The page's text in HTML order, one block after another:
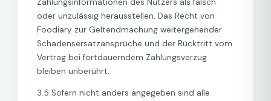
oder unzulässig herausstellen. Das Recht von
Foodiary zur Geltendmachung weitergehender
Schadensersatzansprüche und der Rücktritt vom
Vertrag bei fortdauerndem Zahlungsverzug
bleiben unberührt.
3.5 Sofern nicht anders angegeben sind alle